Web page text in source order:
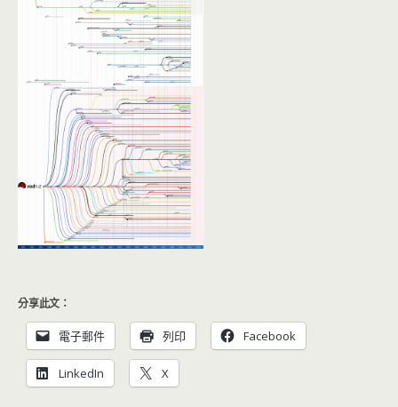
分享此文：
電子郵件 列印 Facebook
LinkedIn X